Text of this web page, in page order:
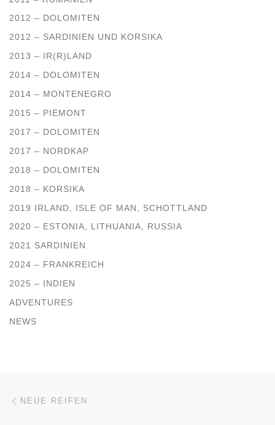
2012 – DOLOMITEN
2012 – SARDINIEN UND KORSIKA
2013 – IR(R)LAND
2014 – DOLOMITEN
2014 – MONTENEGRO
2015 – PIEMONT
2017 – DOLOMITEN
2017 – NORDKAP
2018 – DOLOMITEN
2018 – KORSIKA
2019 IRLAND, ISLE OF MAN, SCHOTTLAND
2020 – ESTONIA, LITHUANIA, RUSSIA
2021 SARDINIEN
2024 – FRANKREICH
2025 – INDIEN
ADVENTURES
NEWS
Beitragsnavigation
NEUE REIFEN